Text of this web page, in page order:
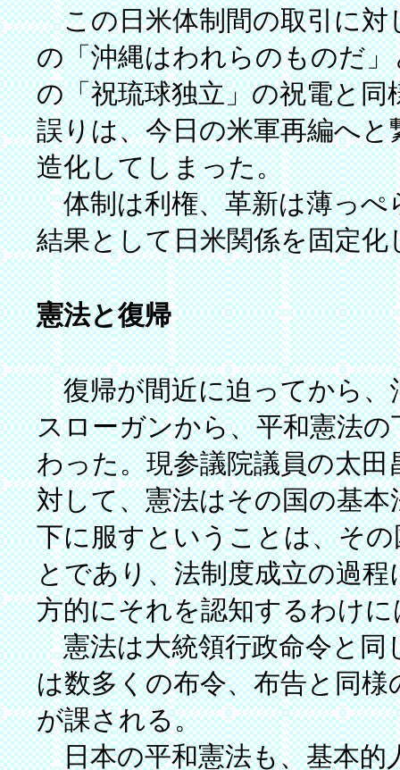
この日米体制間の取引に対
の「沖縄はわれらのものだ
の「祝琉球独立」の祝電と
誤りは、今日の米軍再編へ
造化してしまった。
体制は利権、革新は薄っぺ
結果として日米関係を固定
憲法と復帰
復帰が間近に迫ってから、
スローガンから、平和憲法
わった。現参議院議員の太
対して、憲法はその国の基
下に服すということは、そ
とであり、法制度成立の過
方的にそれを認知するわけ
憲法は大統領行政命令と同
は数多くの布令、布告と同
が課される。
日本の平和憲法も、基本的